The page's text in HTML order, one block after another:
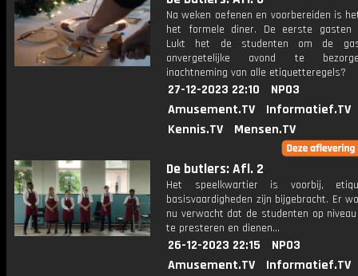
Na weken oefenen en voorbereiden is
het formele diner. De eerste gasten
Lukt het de studenten om de
onvergetelijke avond te
inachtneming van alle etiquetteregels?
27-12-2023 22:10
NPO3
Amusement.TV
Informatief.TV
Kennis.TV
Mensen.TV
De butlers: Afl. 2
Het speelkwartier is voorbij,
basisvaardigheden zijn bijgebracht. Er
nu verwacht dat de studenten op
te presteren en dienen...
26-12-2023 22:15
NPO3
Amusement.TV
Informatief.TV